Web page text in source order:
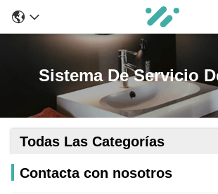
Sistema De Servicio
Todas Las Categorías
Contacta con nosotros